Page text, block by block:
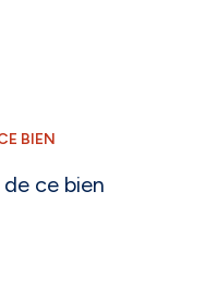
BIEN
ce bien